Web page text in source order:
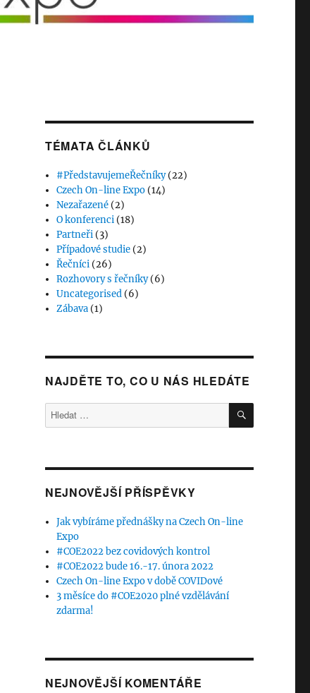
TÉMATA ČLÁNKŮ
#PředstavujemeŘečníky(22)
Czech On-line Expo (14)
Nezařazené (2)
O konferenci (18)
Partneři (3)
Případové studie (2)
Řečníci (26)
Rozhovory s řečníky(6)
Uncategorised (6)
Zábava (1)
NAJDĚTE TO, CO U NÁS HLEDÁTE
Hledat: HLEDÁNÍ
NEJNOVĚJŠÍ PŘÍSPĚVKY
Jak vybíráme přednášky na Czech On-line
Expo
#COE2022 bez covidových kontrol
#COE2022 bude 16.-17. února 2022
Czech On-line Expo v době COVIDové
3 měsíce do #COE2020 plné vzdělávání
zdarma!
NEJNOVĚJŠÍ KOMENTÁŘE